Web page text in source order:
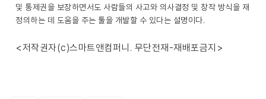
및 통제권을 보장하면서도 사람들의 사고와 의사결정 및 창작 방식을 재
정의하는 데 도움을 주는 툴을 개발할 수 있다는 설명이다.
<저작권자(c)스마트앤컴퍼니. 무단전재-재배포금지>